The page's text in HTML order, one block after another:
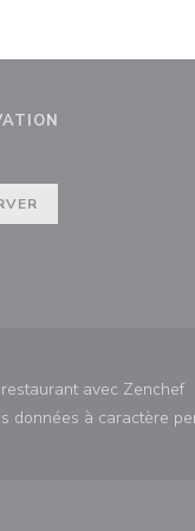
avec Zenchef
données à caractère
((ouvre une